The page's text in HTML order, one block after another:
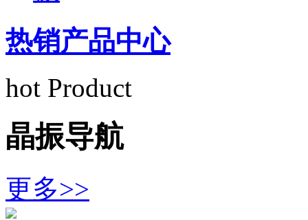
热销产品中心
hot Product
晶振导航
更多>>